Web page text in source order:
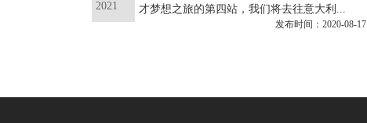
2021
才梦想之旅的第四站，我们将去往意大利...
发布时间：2020-08-17